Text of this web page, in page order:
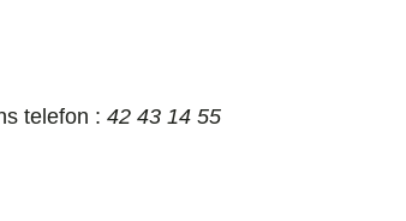
telefon : 42 43 14 55